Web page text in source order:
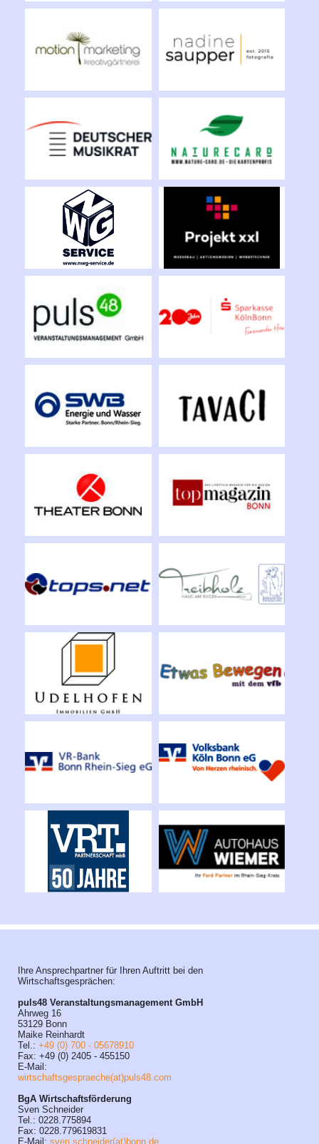
Ihre Ansprechpartner für Ihren Auftritt bei den
Wirtschaftsgesprächen:
puls48 Veranstaltungsmanagement GmbH
Ahrweg 16
53129 Bonn
Maike Reinhardt
Tel.: +49 (0) 700 - 05678910
Fax: +49 (0) 2405 - 455150
E-Mail:
wirtschaftsgespraeche(at)puls48.com
BgA Wirtschaftsförderung
Sven Schneider
Tel.: 0228.775894
Fax: 0228.779619831
E-Mail: sven.schneider(at)bonn.de